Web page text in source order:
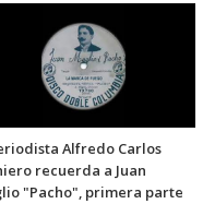
Alfredo Carlos
recuerda a Juan
"Pacho", primera parte